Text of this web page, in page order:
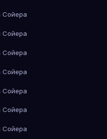
Сойера
Сойера
Сойера
Сойера
Сойера
Сойера
Сойера